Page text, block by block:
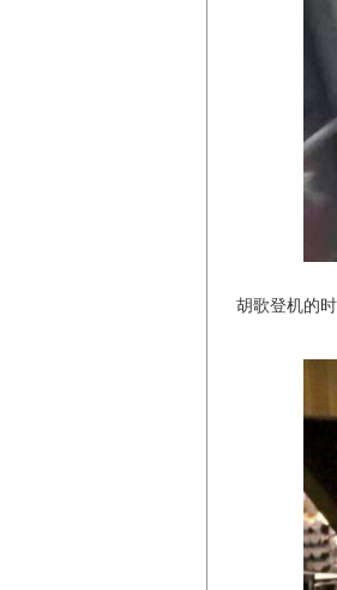
胡歌登机的